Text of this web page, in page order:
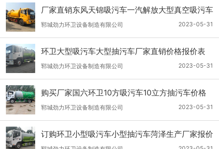
厂家直销东风天锦吸污车一汽解放大型真空吸污车
价格一辆多少钱
2023-05-31
郓城劲力环卫设备制造有限公司
环卫大型吸污车大型抽污车厂家直销价格报价表
2023-05-31
郓城劲力环卫设备制造有限公司
购买厂家国六环卫10方吸污车10立方抽污车价格
表
2023-05-31
郓城劲力环卫设备制造有限公司
订购环卫小型吸污车小型抽污车菏泽生产厂家报价